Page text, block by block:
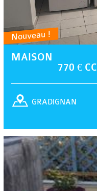
Nouveau !
MAISON
770 € CC
GRADIGNAN